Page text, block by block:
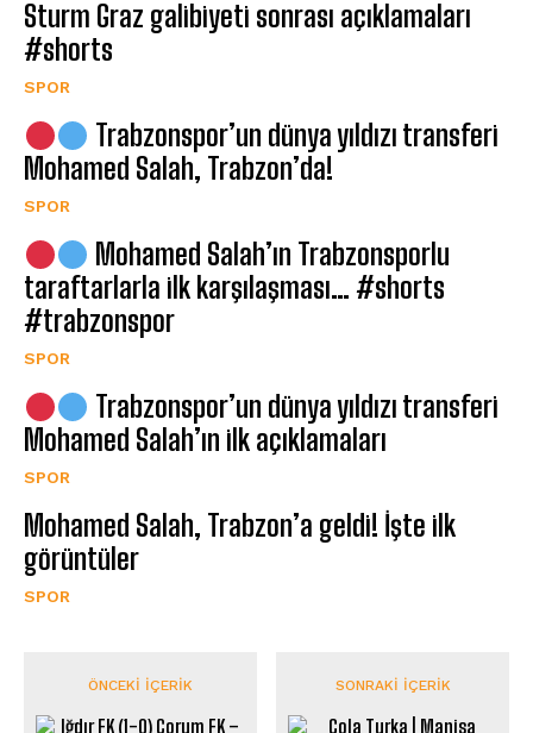
Sturm Graz galibiyeti sonrası açıklamaları
#shorts
SPOR
Trabzonspor’un dünya yıldızı transferi
Mohamed Salah, Trabzon’da!
SPOR
Mohamed Salah’ın Trabzonsporlu
taraftarlarla ilk karşılaşması… #shorts
#trabzonspor
SPOR
Trabzonspor’un dünya yıldızı transferi
Mohamed Salah’ın ilk açıklamaları
SPOR
Mohamed Salah, Trabzon’a geldi! İşte ilk
görüntüler
SPOR
ÖNCEKI İÇERIK SONRAKI İÇERIK